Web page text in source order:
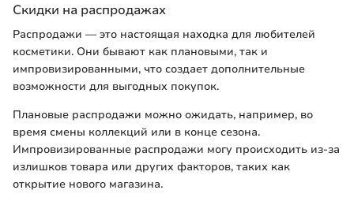
Скидки на распродажах
Распродажи — это настоящая находка для любителей
косметики. Они бывают как плановыми, так и
импровизированными, что создает дополнительные
возможности для выгодных покупок.
Плановые распродажи можно ожидать, например, во
время смены коллекций или в конце сезона.
Импровизированные распродажи могу происходить из-за
излишков товара или других факторов, таких как
открытие нового магазина.